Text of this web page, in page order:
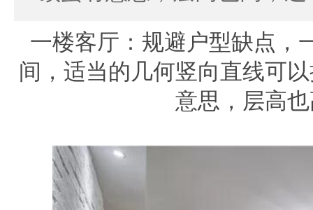
一楼客厅：规避户型缺点，
间，适当的几何竖向直线可
意思，层高